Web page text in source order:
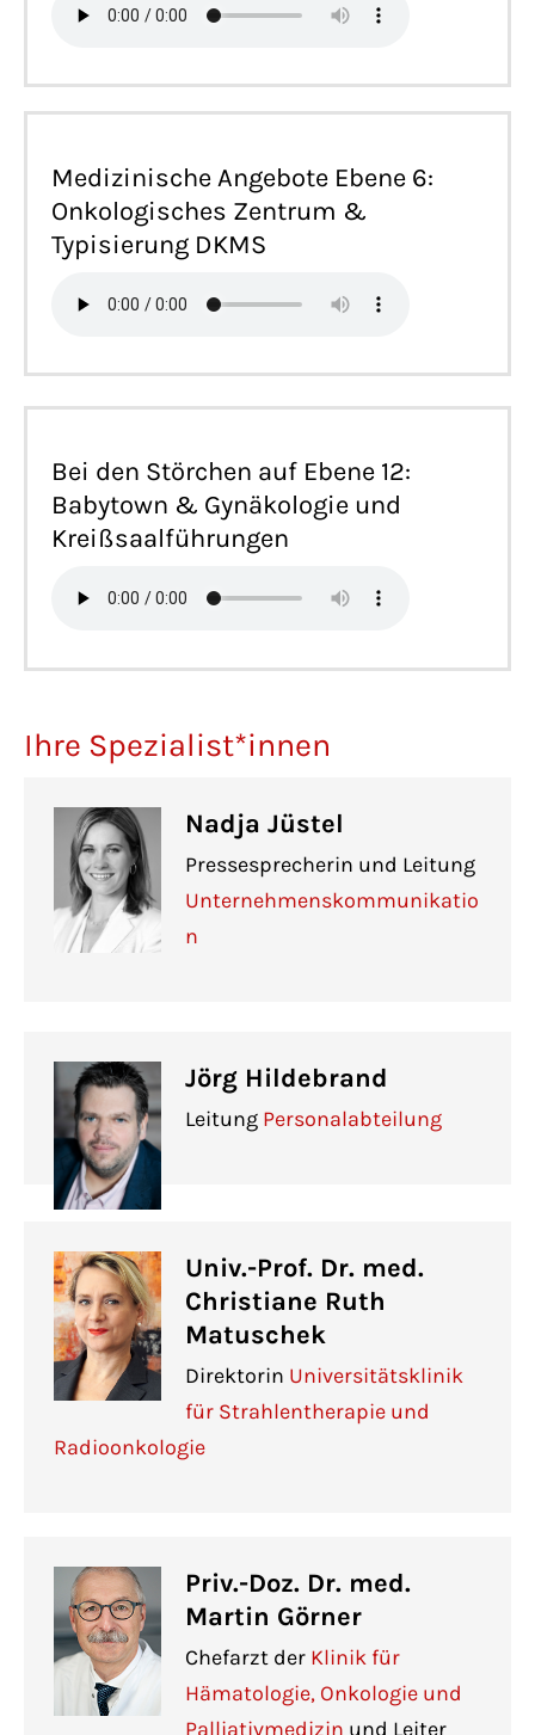
Medizinische Angebote Ebene 6:
Onkologisches Zentrum &
Typisierung DKMS
Bei den Störchen auf Ebene 12:
Babytown & Gynäkologie und
Kreißsaalführungen
Ihre Spezialist*innen
Nadja Jüstel
Pressesprecherin und Leitung
Unternehmenskommunikatio
n
Jörg Hildebrand
Leitung Personalabteilung
Univ.-Prof. Dr. med.
Christiane Ruth
Matuschek
Direktorin Universitätsklinik
für Strahlentherapie und
Radioonkologie
Priv.-Doz. Dr. med.
Martin Görner
Chefarzt der Klinik für
Hämatologie, Onkologie und
Palliativmedizin und Leiter